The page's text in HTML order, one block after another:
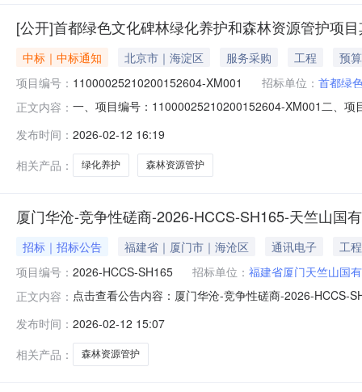
[公开]首都绿色文化碑林绿化养护和森林资源管护项
中标｜中标通知 北京市｜海淀区 服务采购 工程
预
项目编号： 11000025210200152604-XM001 招标单位： 首都绿
正文内容： 一、项目编号：11000025210200152604-XM001二、
院5号楼5层5328室中标金额：250.63461万元中标成交
额：
发布时间： 2026-02-12 16:19
相关产品：
绿化养护 森林资源管护
厦门华沧-竞争性磋商-2026-HCCS-SH165-天竺山国
招标｜招标公告 福建省｜厦门市｜海沧区 通讯电子
工程
项目编号： 2026-HCCS-SH165 招标单位： 福建省厦门天竺山国
正文内容： 点击查看公告内容：厦门华沧-竞争性磋商-2026-HCCS-
发布时间： 2026-02-12 15:07
相关产品：
森林资源管护